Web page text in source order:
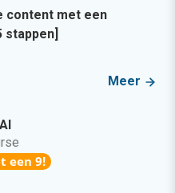
content met een
stappen]
Meer
een 9!